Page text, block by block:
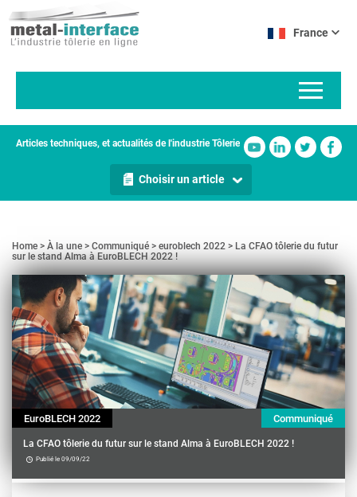
au
contenu
France
Articles techniques, et actualités de l'industrie Tôlerie
Choisir un article
Home À la une Communiqué euroblech 2022
La CFAO tôlerie du futur
sur le stand Alma à EuroBLECH 2022 !
EuroBLECH 2022 Communiqué
La CFAO tôlerie du futur sur le stand Alma à EuroBLECH 2022 !
Publié le 09/09/22